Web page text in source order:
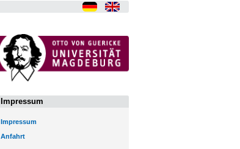
Impressum
Impressum
Anfahrt